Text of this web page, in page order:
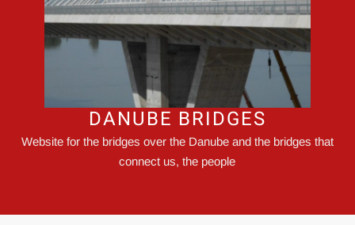
DANUBE BRIDGES
Website for the bridges over the Danube and the bridges that
connect us, the people